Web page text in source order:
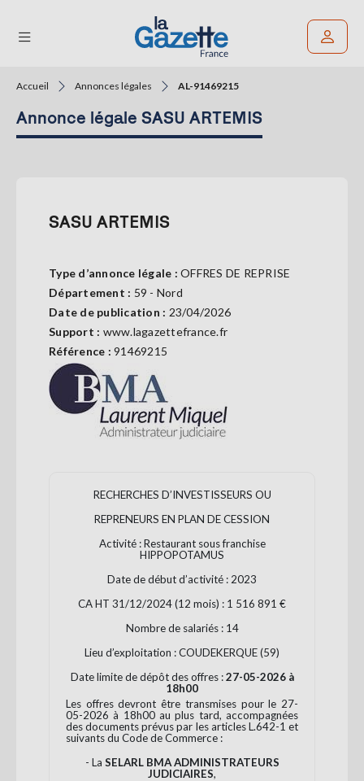
THÉMATIQUES
SERVICES
GAZETTE
Se
connecter
Accueil Annonces légales AL-91469215
Annonce légale SASU ARTEMIS
SASU ARTEMIS
Type d’annonce légale : OFFRES DE REPRISE
Département : 59 - Nord
Date de publication : 23/04/2026
Support : www.lagazettefrance.fr
Référence : 91469215
RECHERCHES D’INVESTISSEURS OU
REPRENEURS EN PLAN DE CESSION
Activité : Restaurant sous franchise
HIPPOPOTAMUS
Date de début d’activité : 2023
CA HT 31/12/2024 (12 mois) : 1 516 891 €
Nombre de salariés : 14
Lieu d’exploitation : COUDEKERQUE (59)
Date limite de dépôt des offres :27-05-2026 à
18h00
Les offres devront être transmises pour le 27-
05-2026 à 18h00 au plus tard, accompagnées
des documents prévus par les articles L.642-1 et
suivants du Code de Commerce :
- La SELARL BMA ADMINISTRATEURS
JUDICIAIRES,